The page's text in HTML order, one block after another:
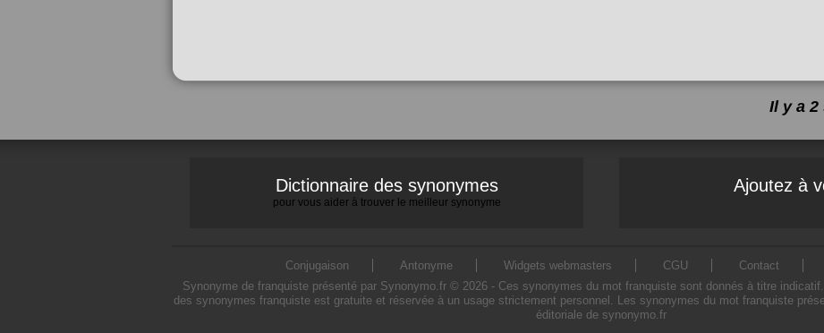
Il y a 2
Dictionnaire des synonymes
pour vous aider à trouver le meilleur synonyme
Ajoutez à
Conjugaison Antonyme Widgets webmasters CGU Contact
Synonyme de franquiste présenté par Synonymo.fr © 2026 - Ces synonymes du mot franquiste sont donnés à titre
des synonymes franquiste est gratuite et réservée à un usage strictement personnel. Les synonymes du mot franquiste
éditoriale de synonymo.fr